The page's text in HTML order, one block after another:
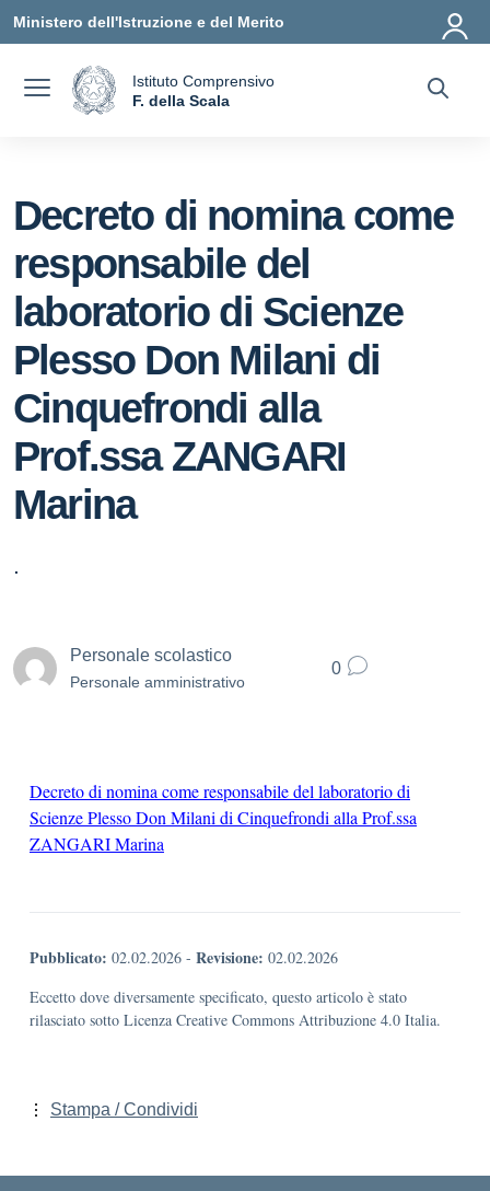
Ministero dell'Istruzione e del Merito
Istituto Comprensivo
F. della Scala
Decreto di nomina come
responsabile del
laboratorio di Scienze
Plesso Don Milani di
Cinquefrondi alla
Prof.ssa ZANGARI
Marina
.
Personale scolastico
Personale amministrativo
0
Decreto di nomina come responsabile del laboratorio di
Scienze Plesso Don Milani di Cinquefrondi alla Prof.ssa
ZANGARI Marina
Pubblicato: 02.02.2026 - Revisione: 02.02.2026
Eccetto dove diversamente specificato, questo articolo è stato
rilasciato sotto Licenza Creative Commons Attribuzione 4.0 Italia.
Stampa / Condividi